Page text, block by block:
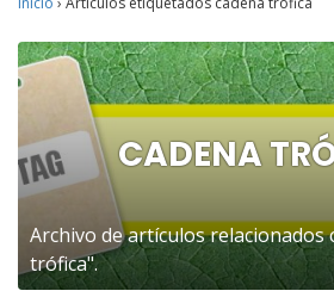
CADENA
Archivo de artículos relacionados
trófica".